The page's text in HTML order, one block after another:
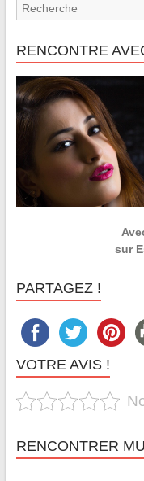
RENCONTRE
sur
PARTAGEZ !
VOTRE AVIS !
RENCONTRER